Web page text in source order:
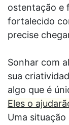
ostentação e
fortalecido
precise
Sonhar com
sua
algo que é
Eles o
Uma